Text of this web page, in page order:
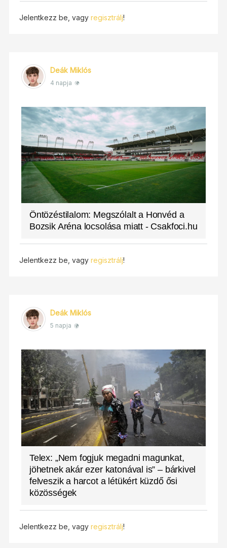
Jelentkezz be, vagy regisztrálj!
Deák Miklós
4 napja
Öntözéstilalom: Megszólalt a Honvéd a
Bozsik Aréna locsolása miatt - Csakfoci.hu
Jelentkezz be, vagy regisztrálj!
Deák Miklós
5 napja
Telex: „Nem fogjuk megadni magunkat,
jöhetnek akár ezer katonával is” – bárkivel
felveszik a harcot a létükért küzdő ősi
közösségek
Jelentkezz be, vagy regisztrálj!